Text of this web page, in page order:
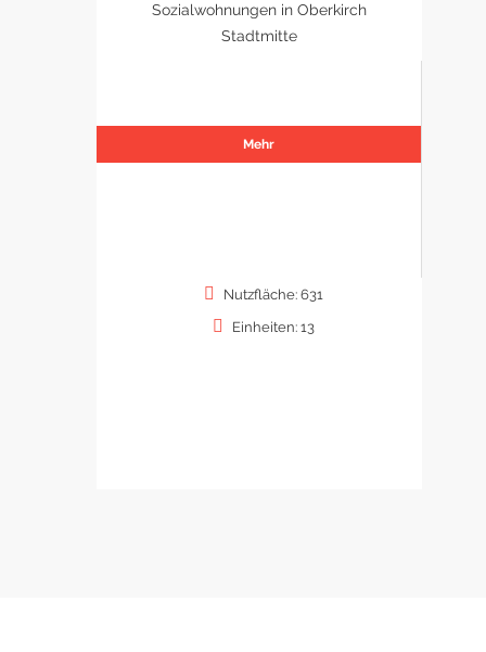
Sozialwohnungen in Oberkirch
Stadtmitte
Mehr
Nutzfläche: 631
Einheiten: 13